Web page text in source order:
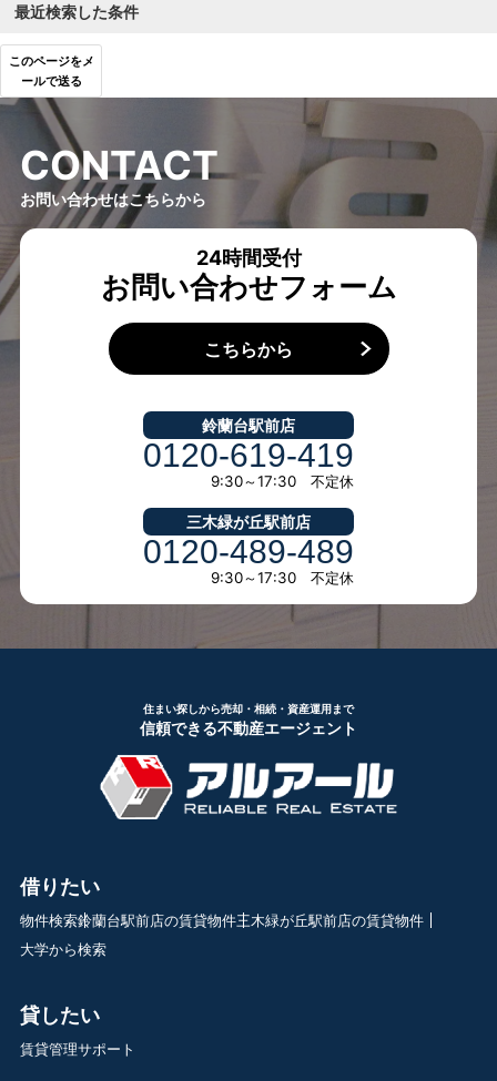
最近検索した条件
このページをメ
ールで送る
CONTACT
お問い合わせはこちらから
24時間受付
お問い合わせフォーム
こちらから
鈴蘭台駅前店
0120-619-419
9:30～17:30 不定休
三木緑が丘駅前店
0120-489-489
9:30～17:30 不定休
住まい探しから売却・相続・資産運用まで
信頼できる不動産エージェント
借りたい
物件検索鈴蘭台駅前店の賃貸物件三木緑が丘駅前店の賃貸物件
大学から検索
貸したい
賃貸管理サポート